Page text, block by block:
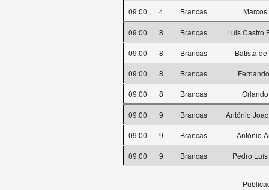
09:00
4 Brancas Marcos
09:00 8 Brancas
Luis Castro
09:00
8 Brancas
Batista
09:00
8 Brancas
09:00
8 Brancas
09:00 9 Brancas
António
09:00
9 Brancas
António
09:00
9 Brancas Pedro